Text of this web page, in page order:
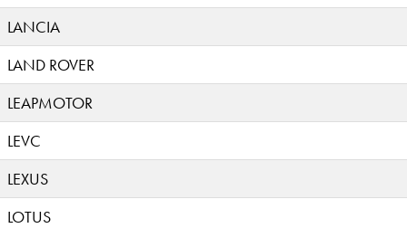
LANCIA
LAND ROVER
LEAPMOTOR
LEVC
LEXUS
LOTUS